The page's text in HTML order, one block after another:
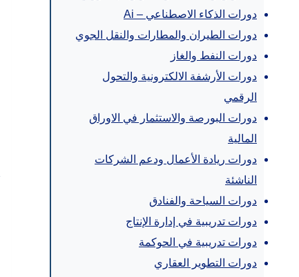
دورات الذكاء الاصطناعي – Ai
دورات الطيران والمطارات والنقل الجوي
دورات النفط والغاز
دورات الأرشفة الالكترونية والتحول
الرقمي
دورات البورصة والاستثمار في الاوراق
المالية
دورات ريادة الأعمال ودعم الشركات
الناشئة
دورات السياحة والفنادق
دورات تدريبية في إدارة الإنتاج
دورات تدريبية في الحوكمة
دورات التطوير العقاري